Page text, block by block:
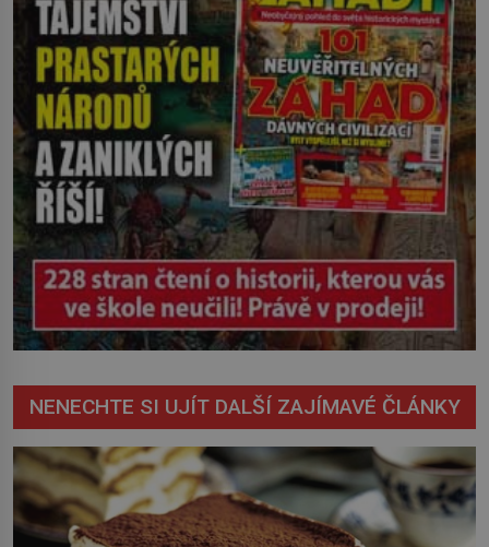
NENECHTE SI UJÍT DALŠÍ ZAJÍMAVÉ ČLÁNKY